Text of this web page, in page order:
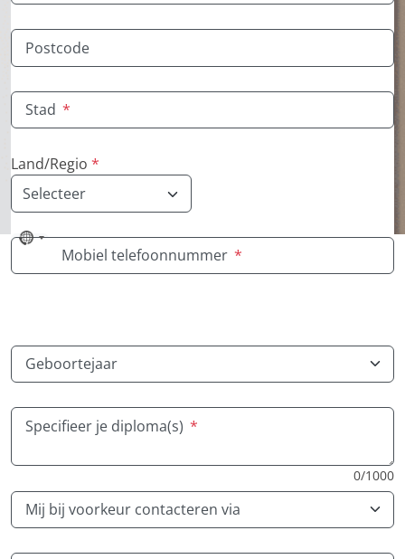
Postcode
Stad *
Land/Regio *
No
countryMobiel telefoonnummer *
Geboortejaar
0/1000
Specifieer je diploma(s) *
Mij bij voorkeur contacteren via